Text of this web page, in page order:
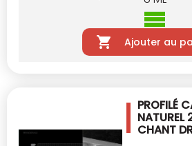
Ajouter au
PROFILÉ
NATUREL
CHANT